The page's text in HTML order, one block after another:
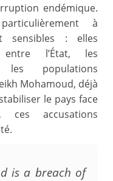
endémique.
à
sensibles : elles
l’État, les
populations
Mohamoud, déjà
le pays face
ces accusations
is a breach of